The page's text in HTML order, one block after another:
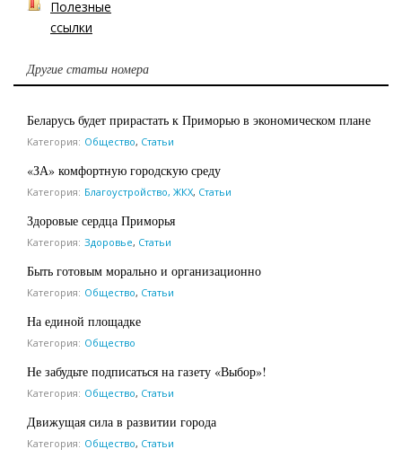
Полезные
ссылки
Другие статьи номера
Беларусь будет прирастать к Приморью в экономическом плане
Категория: Общество, Статьи
«ЗА» комфортную городскую среду
Категория: Благоустройство, ЖКХ, Статьи
Здоровые сердца Приморья
Категория: Здоровье, Статьи
Быть готовым морально и организационно
Категория: Общество, Статьи
На единой площадке
Категория: Общество
Не забудьте подписаться на газету «Выбор»!
Категория: Общество, Статьи
Движущая сила в развитии города
Категория: Общество, Статьи